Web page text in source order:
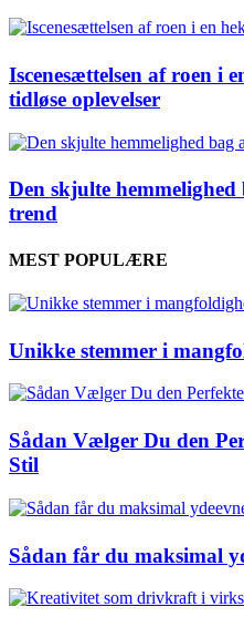
Iscenesættelsen af roen i
tidløse oplevelser
Den skjulte
trend
MEST POPULÆRE
Unikke stemmer i
Sådan Vælger Du den
Stil
Sådan får du maksimal